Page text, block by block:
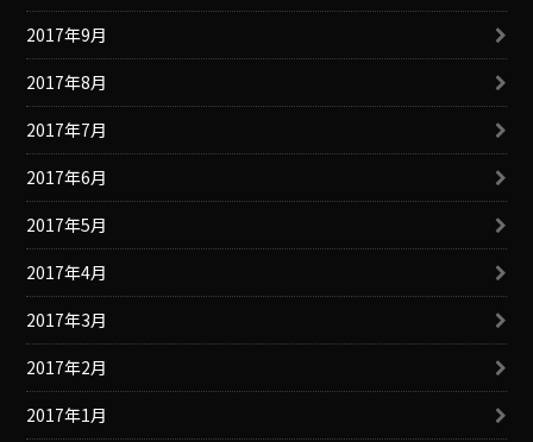
2017年9月
2017年8月
2017年7月
2017年6月
2017年5月
2017年4月
2017年3月
2017年2月
2017年1月